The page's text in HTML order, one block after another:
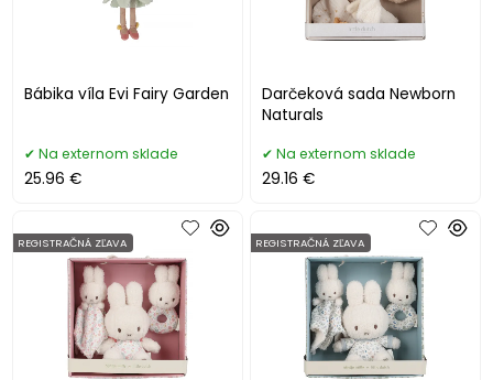
Bábika víla Evi Fairy Garden
Na externom sklade
25.96 €
Darčeková sada Newborn
Naturals
Na externom sklade
29.16 €
REGISTRAČNÁ ZĽAVA REGISTRAČNÁ ZĽAVA